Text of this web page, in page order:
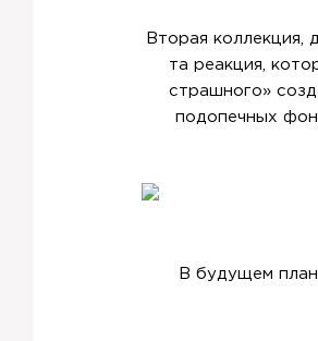
Вторая
та реакция,
страшного»
подопечных
В будущем